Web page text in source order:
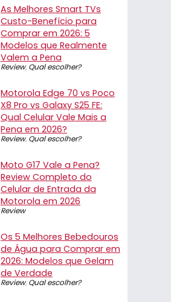
As Melhores Smart TVs
Custo-Benefício para
Comprar em 2026: 5
Modelos que Realmente
Valem a Pena
Review, Qual escolher?
Motorola Edge 70 vs Poco
X8 Pro vs Galaxy S25 FE:
Qual Celular Vale Mais a
Pena em 2026?
Review, Qual escolher?
Moto G17 Vale a Pena?
Review Completo do
Celular de Entrada da
Motorola em 2026
Review
Os 5 Melhores Bebedouros
de Água para Comprar em
2026: Modelos que Gelam
de Verdade
Review, Qual escolher?